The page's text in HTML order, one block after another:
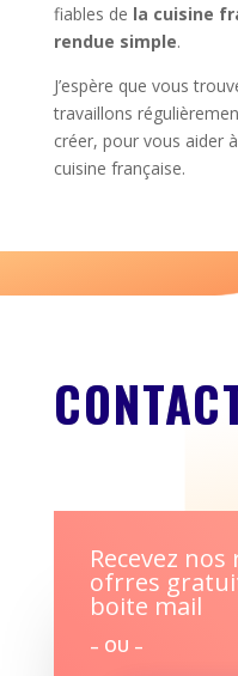
fiables de la cuisine
rendue simple.
J’espère que vous
travaillons
créer, pour vous aider
cuisine française.
Recevez
ofrres
boite mail
– OU –